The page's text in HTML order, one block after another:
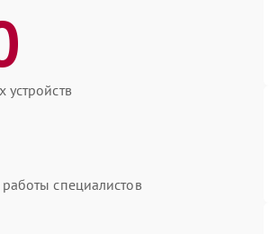
специалистов